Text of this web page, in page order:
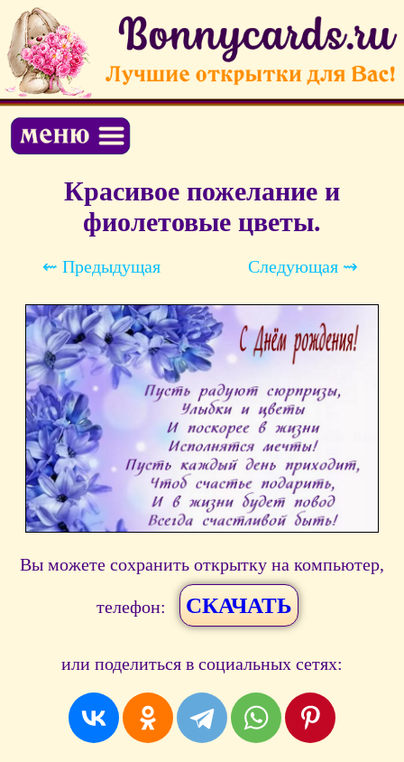
Красивое пожелание и
фиолетовые цветы.
⇜ Предыдущая Следующая ⇝
Вы можете сохранить открытку на компьютер,
телефон: СКАЧАТЬ
или поделиться в социальных сетях: